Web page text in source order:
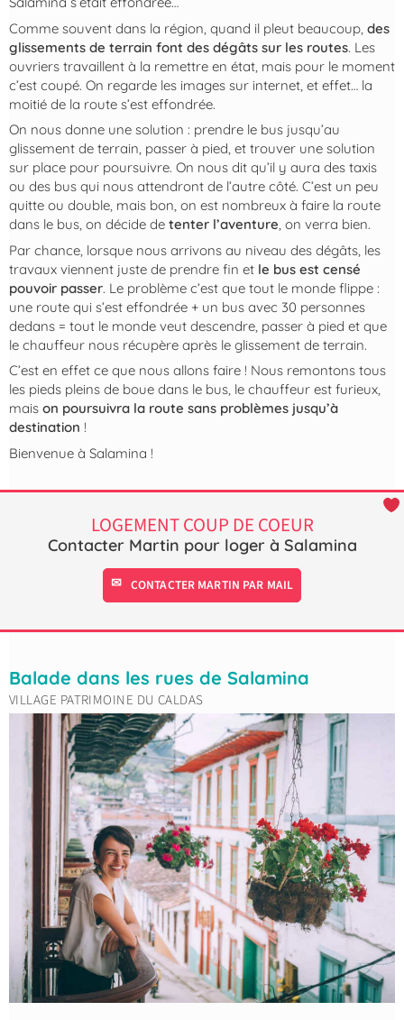
Comme souvent dans la région, quand il pleut beaucoup, des
glissements de terrain font des dégâts sur les routes. Les
ouvriers travaillent à la remettre en état, mais pour le moment
c’est coupé. On regarde les images sur internet, et effet… la
moitié de la route s’est effondrée.
On nous donne une solution : prendre le bus jusqu’au
glissement de terrain, passer à pied, et trouver une solution
sur place pour poursuivre. On nous dit qu’il y aura des taxis
ou des bus qui nous attendront de l’autre côté. C’est un peu
quitte ou double, mais bon, on est nombreux à faire la route
dans le bus, on décide de tenter l’aventure, on verra bien.
Par chance, lorsque nous arrivons au niveau des dégâts, les
travaux viennent juste de prendre fin et le bus est censé
pouvoir passer. Le problème c’est que tout le monde flippe :
une route qui s’est effondrée + un bus avec 30 personnes
dedans = tout le monde veut descendre, passer à pied et que
le chauffeur nous récupère après le glissement de terrain.
C’est en effet ce que nous allons faire ! Nous remontons tous
les pieds pleins de boue dans le bus, le chauffeur est furieux,
mais on poursuivra la route sans problèmes jusqu’à
destination !
Bienvenue à Salamina !
LOGEMENT COUP DE COEUR
Contacter Martin pour loger à Salamina
CONTACTER MARTIN PAR MAIL
Balade dans les rues de Salamina
VILLAGE PATRIMOINE DU CALDAS